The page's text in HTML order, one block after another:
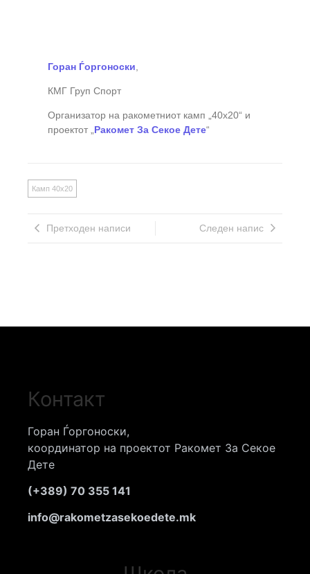
Горан Ѓоргоноски
КМГ Груп Спорт
Организатор на ракометниот камп „40х20“ и
проектот „Ракомет За Секое Дете“
Камп 40х20
Претходен написи Следен напис
Контакт
Горан Ѓоргоноски,
координатор на проектот Ракомет За Секое
Дете
(+389) 70 355 141
info@rakometzasekoedete.mk